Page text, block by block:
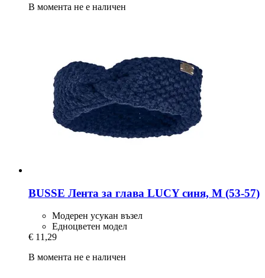
В момента не е наличен
BUSSE Лента за глава LUCY синя, M (53-​57)
Модерен усукан възел
Едноцветен модел
€ 11,29
В момента не е наличен